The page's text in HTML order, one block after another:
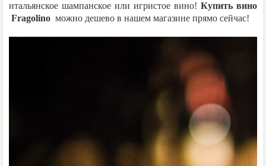
итальянское шампанское или игристое вино! Купить вино
Fragolino можно дешево в нашем магазине прямо сейчас!